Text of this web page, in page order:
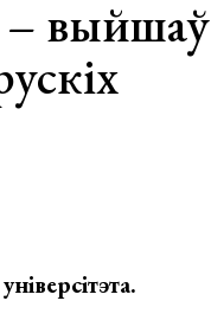
– выйшаў